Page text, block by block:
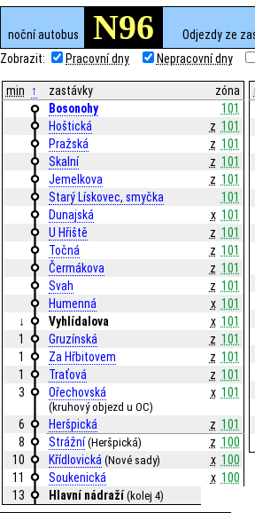
noční autobus N96 Odjezdy ze
Zobrazit: Pracovní dny Nepracovní dny
min ↑ zastávky
zóna
Bosonohy
101
Hoštická
z 101
Pražská
z 101
Skalní
z 101
Jemelkova
z 101
Starý Lískovec, smyčka
101
Dunajská
x 101
U Hřiště
z 101
Točná
z 101
Čermákova
z 101
Svah
z 101
Humenná
x 101
↓
Vyhlídalova x 101
1
Gruzínská z 101
1
Za Hřbitovem z 101
1
Traťová z 101
3
Ořechovská
(kruhový objezd u OC)
x 101
6 Heršpická z 101
8
Strážní (Heršpická) z 100
10
Křídlovická (Nové sady) x 100
11
Soukenická x 100
13
Hlavní nádraží (kolej 4)